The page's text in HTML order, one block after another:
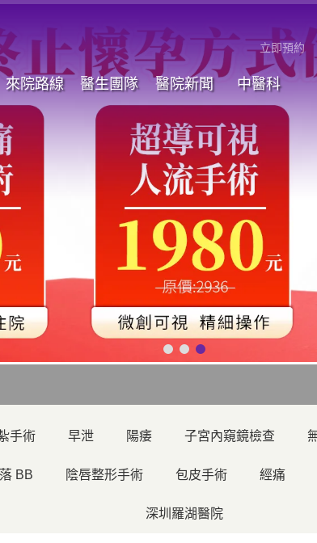
立即預約
來院路線 醫生團隊 醫院新聞 中醫科
手術 早泄 陽痿 子宮內窺鏡檢查
落 BB 陰唇整形手術 包皮手術 經痛
深圳羅湖醫院